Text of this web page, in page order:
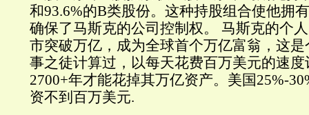
和93.6%的B类股份。这种持股组合使他拥
确保了马斯克的公司控制权。 马斯克的个
市突破万亿，成为全球首个万亿富翁，这
事之徒计算过，以每天花费百万美元的速
2700+年才能花掉其万亿资产。美国25%-
资不到百万美元.